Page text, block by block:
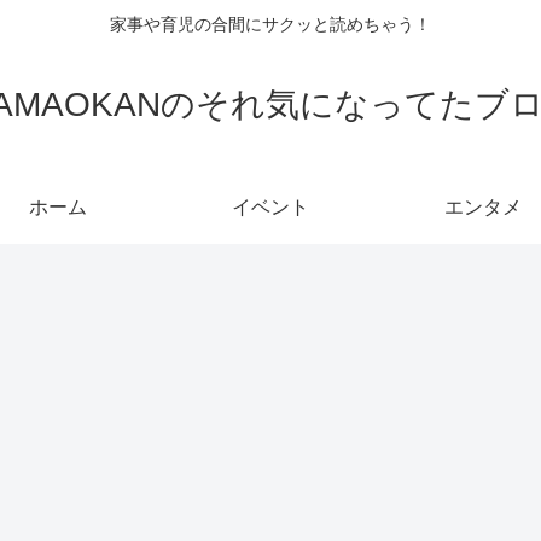
家事や育児の合間にサクッと読めちゃう！
のそれ気になってたブ
ホーム イベント エンタメ